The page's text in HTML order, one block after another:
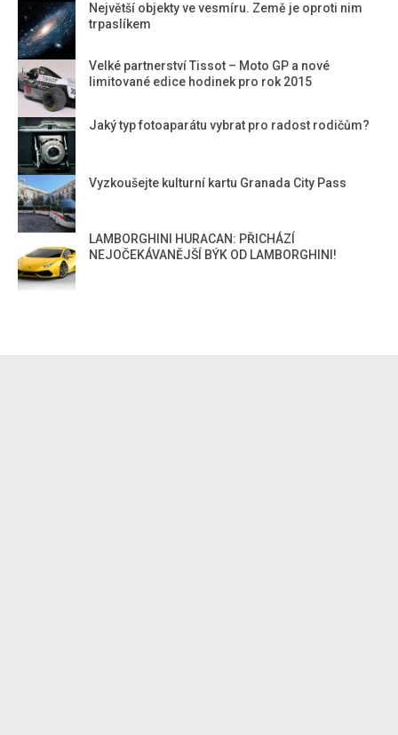
Největší objekty ve vesmíru. Země je oproti nim
trpaslíkem
Velké partnerství Tissot – Moto GP a nové
limitované edice hodinek pro rok 2015
Jaký typ fotoaparátu vybrat pro radost rodičům?
Vyzkoušejte kulturní kartu Granada City Pass
LAMBORGHINI HURACAN: PŘICHÁZÍ
NEJOČEKÁVANĚJŠÍ BÝK OD LAMBORGHINI!